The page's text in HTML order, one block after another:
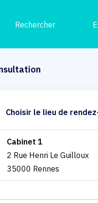
Rechercher
Choisir le lieu de
Cabinet 1
2 Rue Henri Le Guilloux
35000 Rennes